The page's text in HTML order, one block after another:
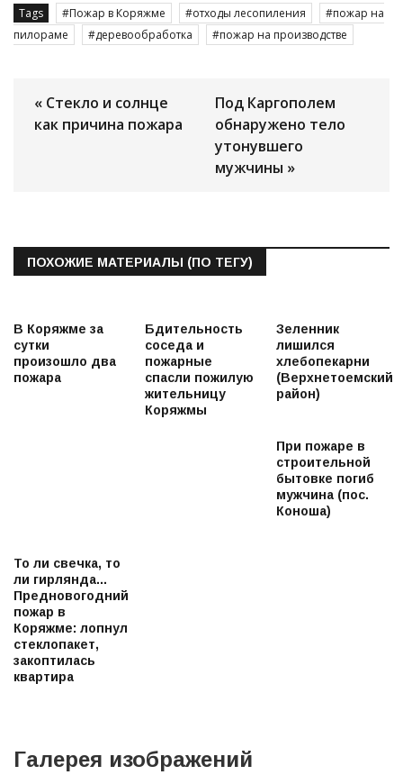
Tags Пожар в Коряжме отходы лесопиления
пожар на
пилораме
деревообработка пожар на производстве
« Стекло и солнце
как причина пожара
Под Каргополем
обнаружено тело
утонувшего
мужчины »
ПОХОЖИЕ МАТЕРИАЛЫ (ПО ТЕГУ)
В Коряжме за
сутки
произошло два
пожара
Бдительность
соседа и
пожарные
спасли пожилую
жительницу
Коряжмы
Зеленник
лишился
хлебопекарни
(Верхнетоемский
район)
При пожаре в
строительной
бытовке погиб
мужчина (пос.
Коноша)
То ли свечка, то
ли гирлянда...
Предновогодний
пожар в
Коряжме: лопнул
стеклопакет,
закоптилась
квартира
Галерея изображений